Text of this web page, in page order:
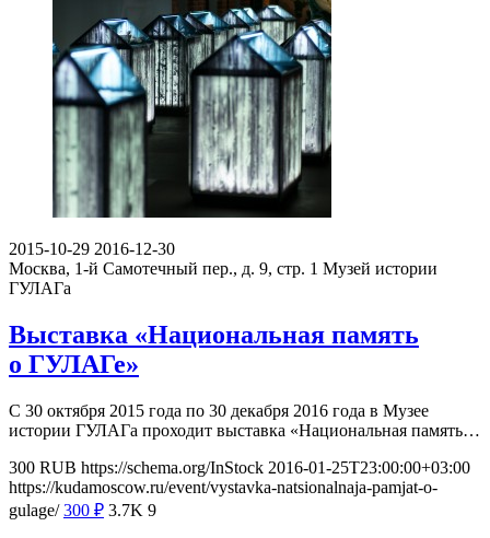
2015-10-29 2016-12-30
Москва, 1-й Самотечный пер., д. 9, стр. 1 Музей истории
ГУЛАГа
Выставка «Национальная память
о ГУЛАГе»
С 30 октября 2015 года по 30 декабря 2016 года в Музее
истории ГУЛАГа проходит выставка «Национальная память…
300 RUB https://schema.org/InStock 2016-01-25T23:00:00+03:00
https://kudamoscow.ru/event/vystavka-natsionalnaja-pamjat-o-
gulage/ 300 ₽ 3.7K 9